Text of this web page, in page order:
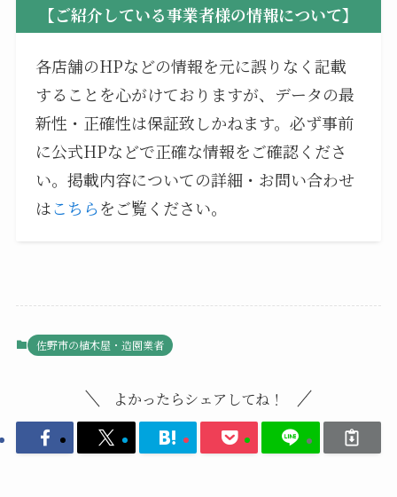
【ご紹介している事業者様の情報について】
各店舗のHPなどの情報を元に誤りなく記載
することを心がけておりますが、データの最
新性・正確性は保証致しかねます。必ず事前
に公式HPなどで正確な情報をご確認くださ
い。掲載内容についての詳細・お問い合わせ
はこちらをご覧ください。
佐野市の植木屋・造園業者
よかったらシェアしてね！